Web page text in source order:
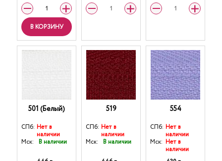
В КОРЗИНУ
501 (Белый)
СПб: Нет в
наличии
Мск:
В наличии
519
СПб: Нет в
наличии
Мск:
В наличии
554
СПб: Нет в
наличии
Мск: Нет в
наличии